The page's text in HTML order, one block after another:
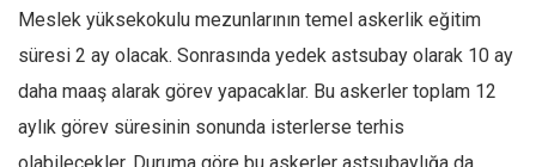
7 soruda bu hafta
Ekonomi
Spor
Manzara
Meslek yüksekokulu mezunlarının temel askerlik eğitim
süresi 2 ay olacak. Sonrasında yedek astsubay olarak 10 ay
daha maaş alarak görev yapacaklar. Bu askerler toplam 12
aylık görev süresinin sonunda isterlerse terhis